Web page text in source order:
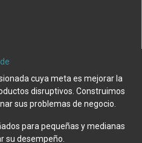
cuya meta es mejorar la
disruptivos. Construimos
sus problemas de negocio.
para pequeñas y medianas
su desempeño.